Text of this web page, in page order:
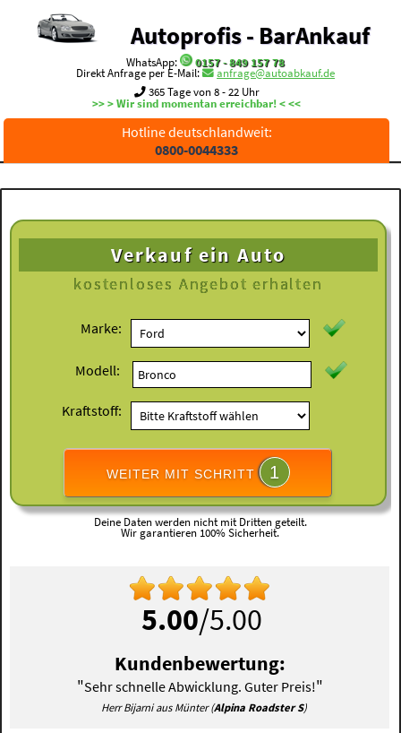
Autoprofis - BarAnkauf
WhatsApp:
0157 - 849 157 78
Direkt Anfrage per E-Mail:
anfrage@autoabkauf.de
365 Tage von 8 - 22 Uhr
>> > Wir sind momentan erreichbar! < <<
Hotline deutschlandweit:
0800-0044333
Verkauf ein Auto
kostenloses Angebot erhalten
Marke:
Modell:
Kraftstoff:
WEITER MIT SCHRITT 1
Deine Daten werden nicht mit Dritten geteilt.
Wir garantieren 100% Sicherheit.
5.00/5.00
Kundenbewertung:
"Sehr schnelle Abwicklung. Guter Preis!"
Herr Bijarni aus Münter (Alpina Roadster S)